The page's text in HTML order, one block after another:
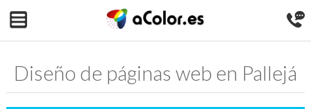
Diseño de páginas web en Pallejá